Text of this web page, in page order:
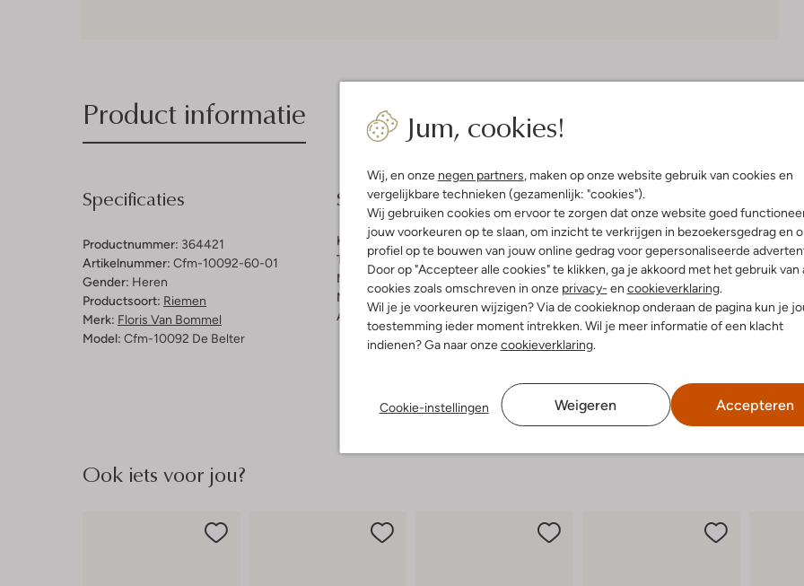
Jum, cookies!
Wij, en onze negen partners, maken op onze website gebruik van cookies en
vergelijkbare technieken (gezamenlijk: "cookies").
Wij gebruiken cookies om ervoor te zorgen dat onze website goed
jouw voorkeuren op te slaan, om inzicht te verkrijgen in bezoekersgedrag en
profiel op te bouwen van jouw online gedrag voor gepersonaliseerde
Door op "Accepteer alle cookies" te klikken, ga je akkoord met het gebruik van
cookies zoals omschreven in onze privacy- en cookieverklaring.
Wil je je voorkeuren wijzigen? Via de cookieknop onderaan de pagina kun je
toestemming ieder moment intrekken. Wil je meer informatie of een klacht
indienen? Ga naar onzecookieverklaring.
Cookie-instellingen Weigeren Accepteren
Product informatie Bezorgen & retourneren
Specificaties
Productnummer: 364421
Artikelnummer: Cfm-10092-60-01
Gender: Heren
Productsoort: Riemen
Merk: Floris Van Bommel
Model: Cfm-10092 De Belter
Samenstelling & Pasvorm
Kleur:Wit
Trends: Classic Tailoring
Materiaal buitenkant:Leer
Materiaal binnenkant: Leer
Afneembaar hengsel: Nee
Omschrijving
Maak je klaar voor de lente en
Bommel. Deze stijlvolle witte
op je garderobe. Combineer 'm
frisse, zomerse look. Of je nu
zonnige dag op het terras, deze
Ook iets voor jou?